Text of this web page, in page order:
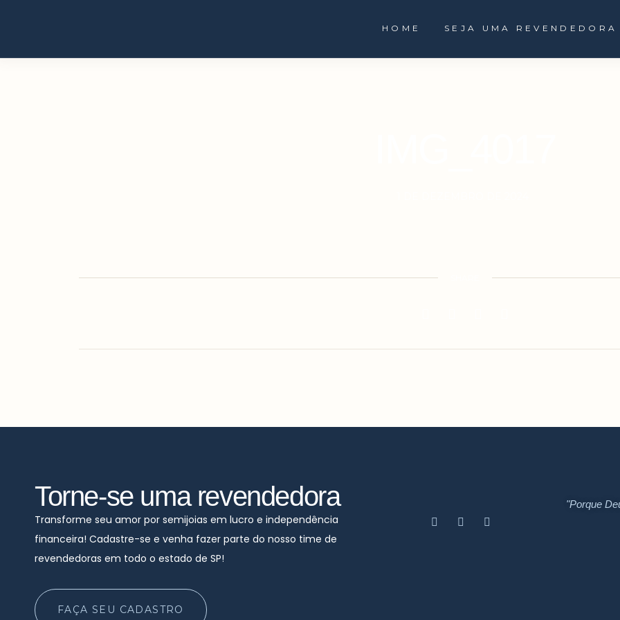
HOME SEJA UMA REVENDEDORA
Torne-se uma revendedora
Transforme seu amor por semijoias em lucro e independência
financeira! Cadastre-se e venha fazer parte do nosso time de
revendedoras em todo o estado de SP!
FAÇA SEU CADASTRO
"Porque